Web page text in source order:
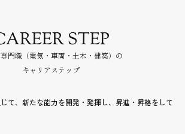
STEP
門職（電気・車両・土木・建築）の
キャリアステップ
て、新たな能力を開発・発揮し、昇進・昇格をして